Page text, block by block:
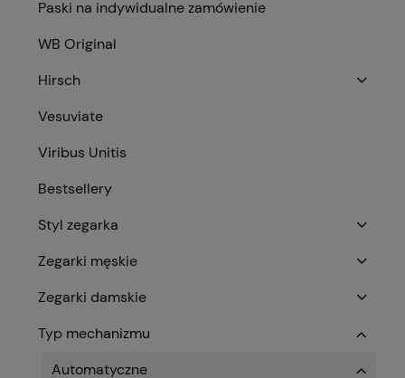
Paski na indywidualne zamówienie
WB Original
Hirsch
Vesuviate
Viribus Unitis
Bestsellery
Styl zegarka
Zegarki męskie
Zegarki damskie
Typ mechanizmu
Automatyczne